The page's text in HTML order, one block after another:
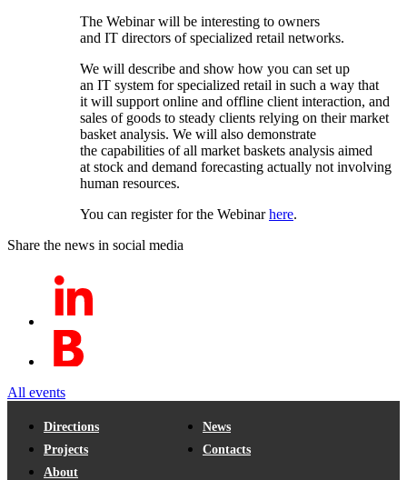
The Webinar will be interesting to owners
and IT directors of specialized retail networks.
We will describe and show how you can set up
an IT system for specialized retail in such a way that
it will support online and offline client interaction, and
sales of goods to steady clients relying on their market
basket analysis. We will also demonstrate
the capabilities of all market baskets analysis aimed
at stock and demand forecasting actually not involving
human resources.
You can register for the Webinarhere.
Share the news in social media
All events
Directions
Projects
About
News
Contacts